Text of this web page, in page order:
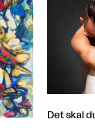
Det skal